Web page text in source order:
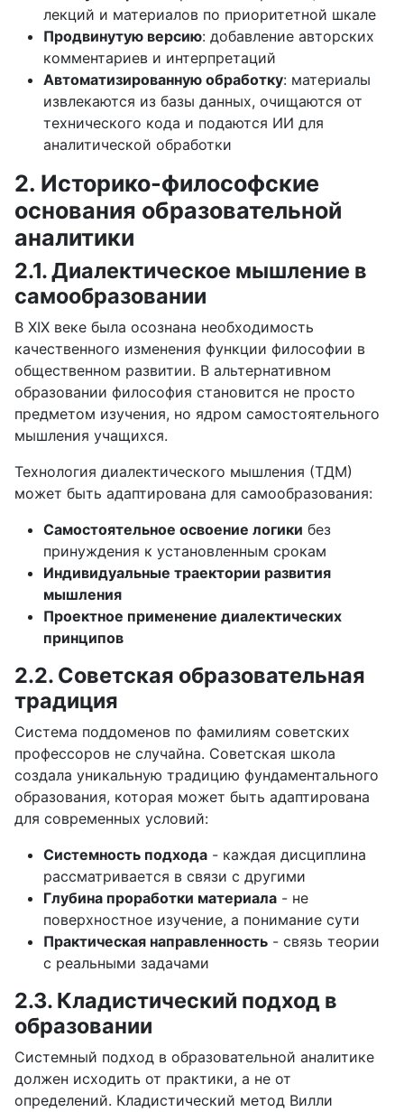
лекций и материалов по приоритетной шкале
Продвинутую версию: добавление авторских
комментариев и интерпретаций
Автоматизированную обработку: материалы
извлекаются из базы данных, очищаются от
технического кода и подаются ИИ для
аналитической обработки
2. Историко-философские
основания образовательной
аналитики
2.1. Диалектическое мышление в
самообразовании
В XIX веке была осознана необходимость
качественного изменения функции философии в
общественном развитии. В альтернативном
образовании философия становится не просто
предметом изучения, но ядром самостоятельного
мышления учащихся.
Технология диалектического мышления (ТДМ)
может быть адаптирована для самообразования:
Самостоятельное освоение логики без
принуждения к установленным срокам
Индивидуальные траектории развития
мышления
Проектное применение диалектических
принципов
2.2. Советская образовательная
традиция
Система поддоменов по фамилиям советских
профессоров не случайна. Советская школа
создала уникальную традицию фундаментального
образования, которая может быть адаптирована
для современных условий:
Системность подхода - каждая дисциплина
рассматривается в связи с другими
Глубина проработки материала - не
поверхностное изучение, а понимание сути
Практическая направленность - связь теории
с реальными задачами
2.3. Кладистический подход в
образовании
Системный подход в образовательной аналитике
должен исходить от практики, а не от
определений. Кладистический метод Вилли